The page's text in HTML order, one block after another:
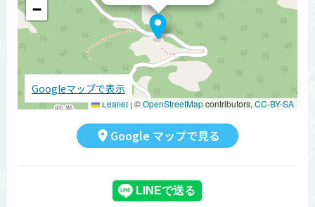
−
Leaflet | ©OpenStreetMapcontributors, CC-BY-SA
Googleマップで表示
Google マップで見る